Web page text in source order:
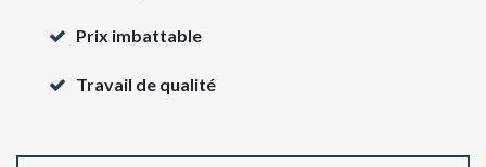
Prix imbattable
Travail de qualité